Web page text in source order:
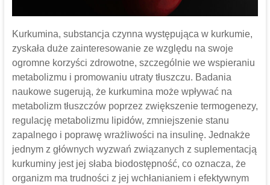
Kurkumina, substancja czynna występująca w kurkumie,
zyskała duże zainteresowanie ze względu na swoje
ogromne korzyści zdrowotne, szczególnie we wspieraniu
metabolizmu i promowaniu utraty tłuszczu. Badania
naukowe sugerują, że kurkumina może wpływać na
metabolizm tłuszczów poprzez zwiększenie termogenezy,
regulację metabolizmu lipidów, zmniejszenie stanu
zapalnego i poprawę wrażliwości na insulinę. Jednakże
jednym z głównych wyzwań związanych z suplementacją
kurkuminy jest jej słaba biodostępność, co oznacza, że ​​
organizm ma trudności z jej wchłanianiem i efektywnym